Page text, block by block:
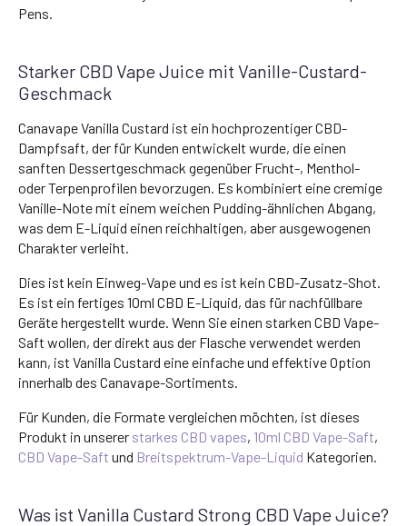
Pens.
Starker CBD Vape Juice mit Vanille-Custard-
Geschmack
Canavape Vanilla Custard ist ein hochprozentiger CBD-
Dampfsaft, der für Kunden entwickelt wurde, die einen
sanften Dessertgeschmack gegenüber Frucht-, Menthol-
oder Terpenprofilen bevorzugen. Es kombiniert eine cremige
Vanille-Note mit einem weichen Pudding-ähnlichen Abgang,
was dem E-Liquid einen reichhaltigen, aber ausgewogenen
Charakter verleiht.
Dies ist kein Einweg-Vape und es ist kein CBD-Zusatz-Shot.
Es ist ein fertiges 10ml CBD E-Liquid, das für nachfüllbare
Geräte hergestellt wurde. Wenn Sie einen starken CBD Vape-
Saft wollen, der direkt aus der Flasche verwendet werden
kann, ist Vanilla Custard eine einfache und effektive Option
innerhalb des Canavape-Sortiments.
Für Kunden, die Formate vergleichen möchten, ist dieses
Produkt in unserer starkes CBD vapes, 10ml CBD Vape-Saft,
CBD Vape-Saft und Breitspektrum-Vape-Liquid Kategorien.
Was ist Vanilla Custard Strong CBD Vape Juice?